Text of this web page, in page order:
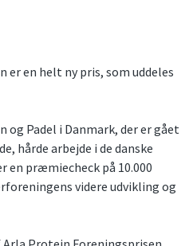
er en helt ny pris, som uddeles
og Padel i Danmark, der er gået
hårde arbejde i de danske
en præmiecheck på 10.000
videre udvikling og